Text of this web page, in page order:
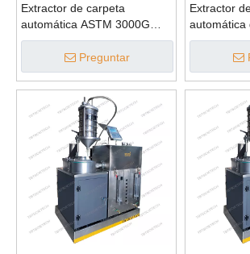
Extractor de carpeta
automática ASTM 3000G
para contenido de betún
Preguntar
Extractor
automática
para